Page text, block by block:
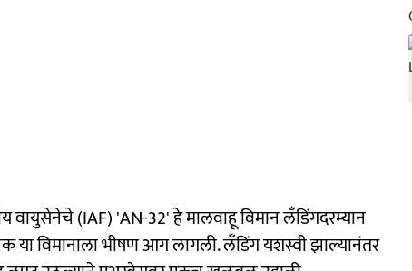
वायुसेनेचे (IAF) 'AN-32' हे मालवाहू विमान लँडिंगदरम्यान
या विमानाला भीषण आग लागली. लँडिंग यशस्वी झाल्यानंतर